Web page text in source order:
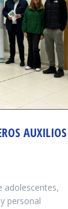
AUXILIOS
adolescentes,
personal